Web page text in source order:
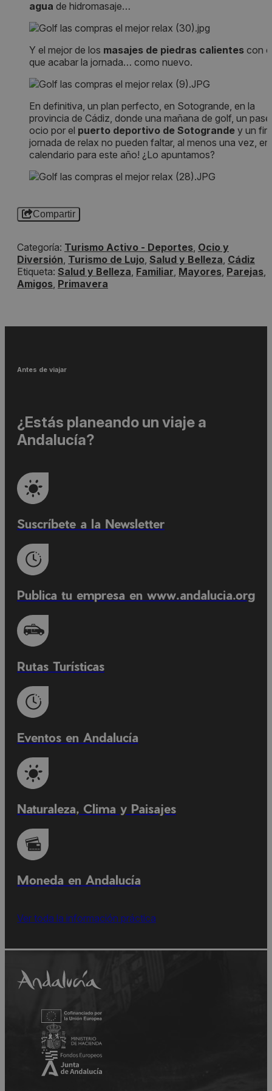
agua de hidromasaje…
Y el mejor de los masajes de piedras calientes con
que acabar la jornada… como nuevo.
En definitiva, un plan perfecto, en Sotogrande, en la
provincia de Cádiz, donde una mañana de golf, un
ocio por el puerto deportivo de Sotogrande y un
jornada de relax no pueden faltar, al menos una vez,
calendario para este año! ¿Lo apuntamos?
Compartir
Categoría: Turismo Activo - Deportes, Ocio y
Diversión, Turismo de Lujo, Salud y Belleza, Cádiz
Etiqueta: Salud y Belleza, Familiar, Mayores, Parejas,
Amigos, Primavera
Antes de viajar
¿Estás planeando un viaje a
Andalucía?
Suscríbete a la Newsletter
Publica tu empresa en www.andalucia.org
Rutas Turísticas
Eventos en Andalucía
Naturaleza, Clima y Paisajes
Moneda en Andalucía
Ver toda la información práctica